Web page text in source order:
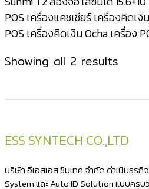
POS เครื่องแคชเชียร์ เครื่องคิดเ
POS เครื่องคิดเงิน Ocha เครื่อง
Showing all 2 results
ESS SYNTECH CO.,LTD
บริษัท อีเอสเอส ซินเทค จำกัด ดำเนินธุรกิ
System และ Auto ID Solution แบบคร